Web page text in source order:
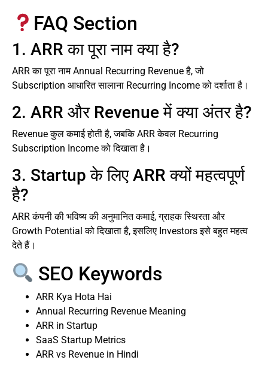
FAQ Section
1. ARR का पूरा नाम क्या है?
ARR का पूरा नाम Annual Recurring Revenue है, जो
Subscription आधारित सालाना Recurring Income को दर्शाता है।
2. ARR और Revenue में क्या अंतर है?
Revenue कुल कमाई होती है, जबकि ARR केवल Recurring
Subscription Income को दिखाता है।
3. Startup के लिए ARR क्यों महत्वपूर्ण
है?
ARR कंपनी की भविष्य की अनुमानित कमाई, ग्राहक स्थिरता और
Growth Potential को दिखाता है, इसलिए Investors इसे बहुत महत्व
देते हैं।
SEO Keywords
ARR Kya Hota Hai
Annual Recurring Revenue Meaning
ARR in Startup
SaaS Startup Metrics
ARR vs Revenue in Hindi